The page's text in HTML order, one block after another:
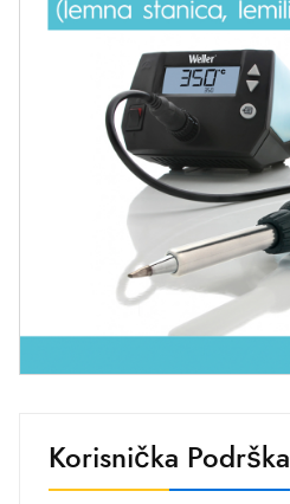
Korisnička Podrška